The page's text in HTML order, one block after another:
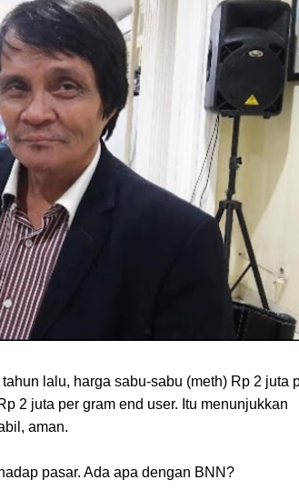
Iran
Indonesia kepada Amanat
Lebih Awal dan Lebih
Harus Beri Manfaat Nyata bagi Rakyat
Didorong Segera Terbitkan
lalu, harga sabu-sabu (meth) Rp 2 juta
2 juta per gram end user. Itu menunjukkan
aman.
pasar. Ada apa dengan BNN?